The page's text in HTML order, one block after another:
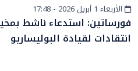
أخبار عامةالأربعاء 1 أبريل 2026 - 17:48
فورساتين: استدعاء ناشط
انتقادات لقيادة البوليساريو